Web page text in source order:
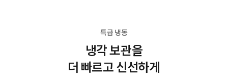
특급 냉동
냉각 보관을
더 빠르고 신선하게